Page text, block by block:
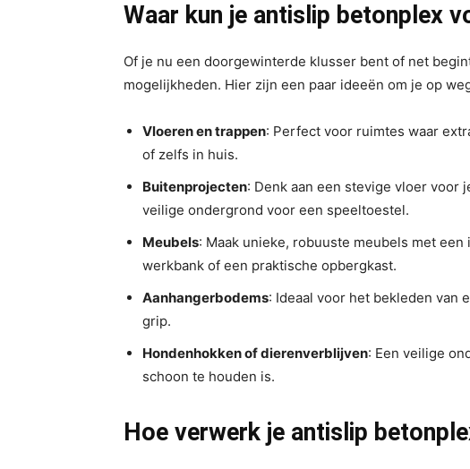
Waar kun je antislip betonplex
Of je nu een doorgewinterde klusser bent of net
mogelijkheden. Hier zijn een paar ideeën om je op
Vloeren en trappen: Perfect voor ruimtes waar
of zelfs in huis.
Buitenprojecten: Denk aan een stevige vloer voor
veilige ondergrond voor een speeltoestel.
Meubels: Maak unieke, robuuste meubels met
werkbank of een praktische opbergkast.
Aanhangerbodems: Ideaal voor het bekleden van
grip.
Hondenhokken of dierenverblijven: Een veilige
schoon te houden is.
Hoe verwerk je antislip